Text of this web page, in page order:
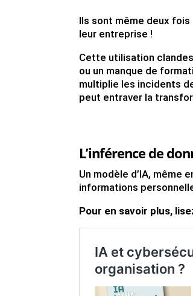
Ils sont même deux fois
leur entreprise !
Cette utilisation
ou un manque de
multiplie les incidents
peut entraver la
L’inférence de
Un modèle d’IA, même
informations
Pour en savoir plus,